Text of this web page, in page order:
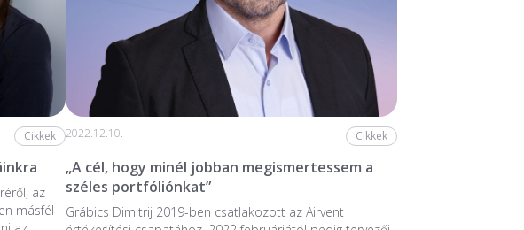
Cikkek
az
másfél
2022.12.10. Cikkek
„A cél, hogy minél jobban megismertessem a
széles portfóliónkat”
Grábics Dimitrij 2019-ben csatlakozott az Airvent